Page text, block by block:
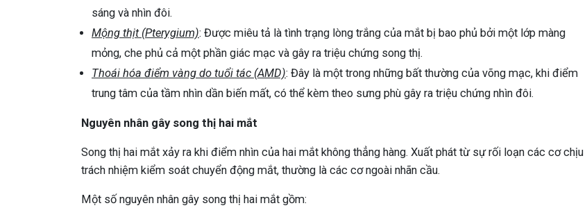
sáng và nhìn đôi.
Mộng thịt (Pterygium): Được miêu tả là tình trạng lòng trắng của mắt bị bao phủ bởi một lớp màng
mỏng, che phủ cả một phần giác mạc và gây ra triệu chứng song thị.
Thoái hóa điểm vàng do tuổi tác (AMD): Đây là một trong những bất thường của võng mạc, khi điểm
trung tâm của tầm nhìn dần biến mất, có thể kèm theo sưng phù gây ra triệu chứng nhìn đôi.
Nguyên nhân gây song thị hai mắt
Song thị hai mắt xảy ra khi điểm nhìn của hai mắt không thẳng hàng. Xuất phát từ sự rối loạn các cơ chịu
trách nhiệm kiểm soát chuyển động mắt, thường là các cơ ngoài nhãn cầu.
Một số nguyên nhân gây song thị hai mắt gồm: